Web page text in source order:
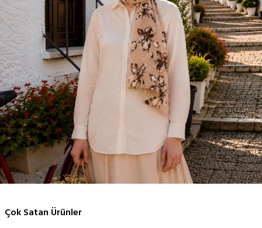
ŞALLAR
Çok Satan Ürünler